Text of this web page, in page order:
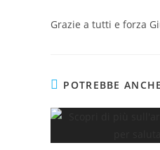
Grazie a tutti e forza
POTREBBE